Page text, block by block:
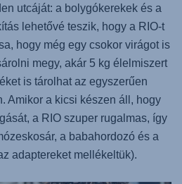
utcáját: a bolygókerekek és a
lehetővé teszik, hogy a RIO-t
hogy még egy csokor virágot is
megy, akár 5 kg élelmiszert
is tárolhat az egyszerűen
Amikor a kicsi készen áll, hogy
a RIO szuper rugalmas, így
a babahordozó és a
adaptereket mellékeltük).